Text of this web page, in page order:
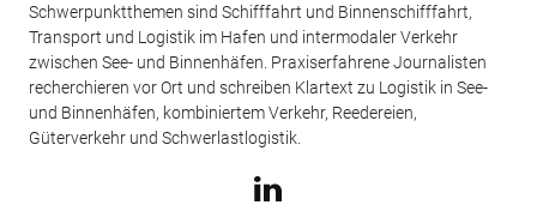
Schwerpunktthemen sind Schifffahrt und Binnenschifffahrt,
Transport und Logistik im Hafen und intermodaler Verkehr
zwischen See- und Binnenhäfen. Praxiserfahrene Journalisten
recherchieren vor Ort und schreiben Klartext zu Logistik in See-
und Binnenhäfen, kombiniertem Verkehr, Reedereien,
Güterverkehr und Schwerlastlogistik.